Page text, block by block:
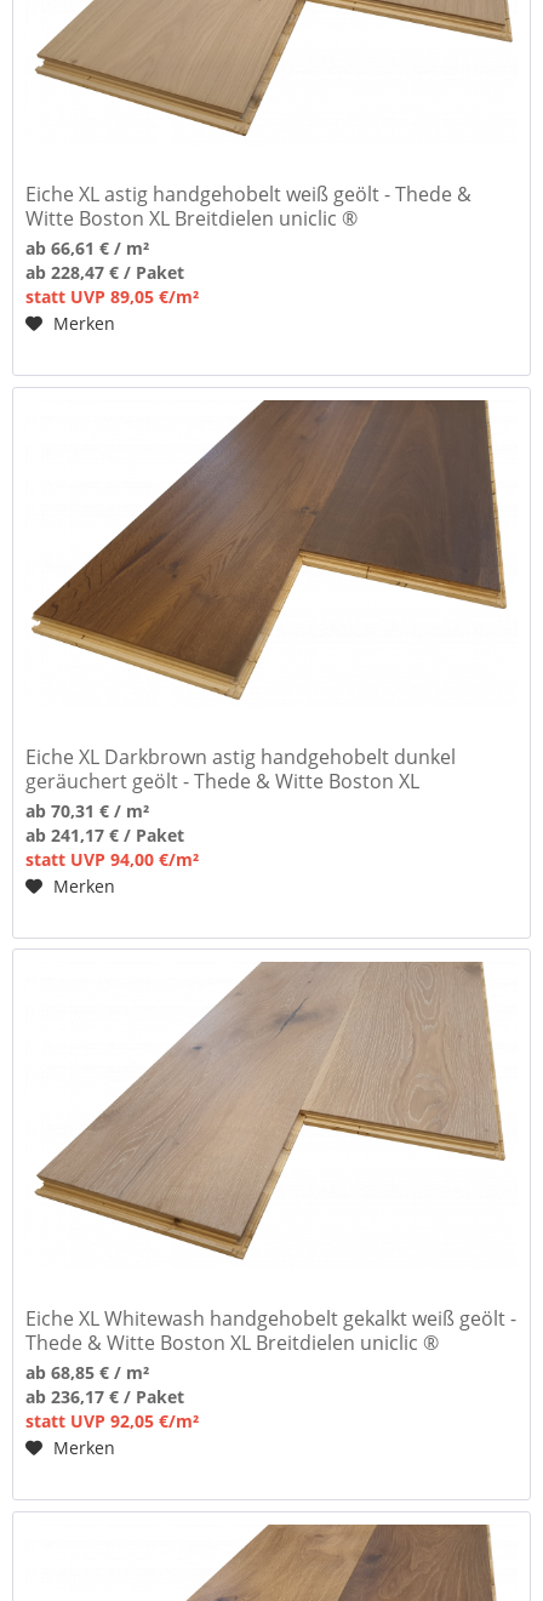
Eiche XL astig handgehobelt weiß geölt - Thede &
Witte Boston XL Breitdielen uniclic ®
ab 66,61 € / m²
ab 228,47 € / Paket
statt UVP 89,05 €/m²
Merken
Eiche XL Darkbrown astig handgehobelt dunkel
geräuchert geölt - Thede & Witte Boston XL
Breitdielen
ab 70,31 € / m²
ab 241,17 € / Paket
statt UVP 94,00 €/m²
Merken
Eiche XL Whitewash handgehobelt gekalkt weiß geölt -
Thede & Witte Boston XL Breitdielen uniclic ®
ab 68,85 € / m²
ab 236,17 € / Paket
statt UVP 92,05 €/m²
Merken